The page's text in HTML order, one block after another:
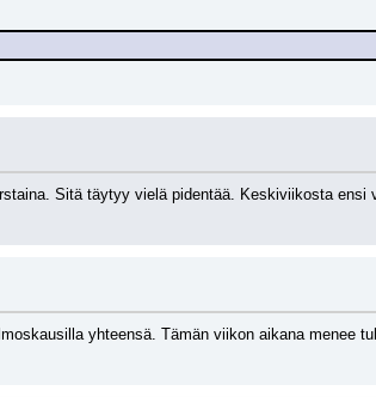
Sitä täytyy vielä pidentää. Keskiviikosta ensi
yhteensä. Tämän viikon aikana menee